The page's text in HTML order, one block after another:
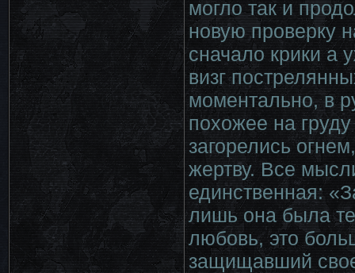
могло так и
новую проверку
сначало крики а
визг
моментально, в
похожее на
загорелись
жертву. Все
единственная:
лишь она была
любовь, это
защищавший